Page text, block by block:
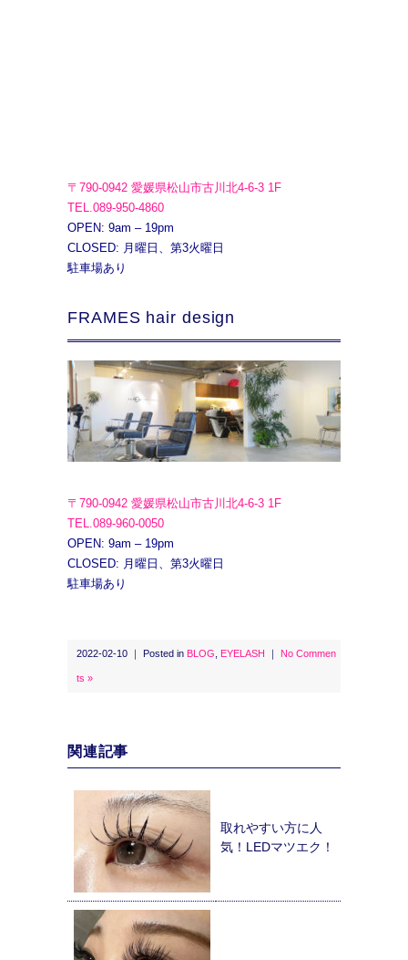
〒790-0942 愛媛県松山市古川北4-6-3 1F
TEL.089-950-4860
OPEN: 9am – 19pm
CLOSED: 月曜日、第3火曜日
駐車場あり
FRAMES hair design
〒790-0942 愛媛県松山市古川北4-6-3 1F
TEL.089-960-0050
OPEN: 9am – 19pm
CLOSED: 月曜日、第3火曜日
駐車場あり
2022-02-10 ｜ Posted in BLOG EYELASH ｜ No Commen
ts »
関連記事
取れやすい方に人
気！LEDマツエク！